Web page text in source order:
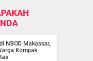
NBOD Makassar,
Kompak